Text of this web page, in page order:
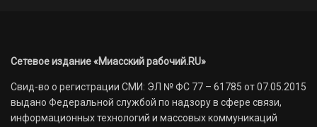
Сетевое издание «Миасский рабочий.RU»
Свид-во о регистрации СМИ: ЭЛ № ФС 77 – 61785 от 07.05.2015
выдано Федеральной службой по надзору в сфере связи,
информационных технологий и массовых коммуникаций